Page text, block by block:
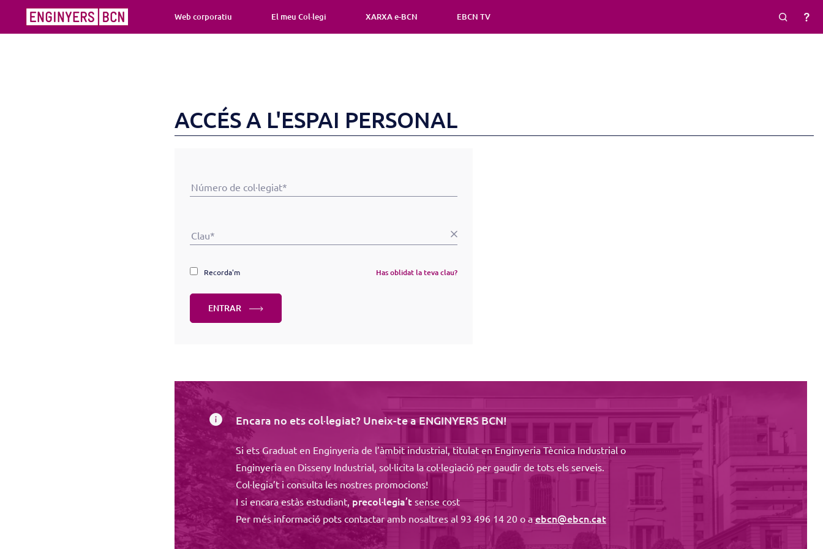
Web corporatiu El meu Col·legi XARXA e-BCN EBCN TV
ACCÉS A L'ESPAI PERSONAL
Recorda'm Has oblidat la teva clau?
ENTRAR
Encara no ets col·legiat? Uneix-te a ENGINYERS BCN!
Si ets Graduat en Enginyeria de l’àmbit industrial, titulat en Enginyeria Tècnica Industrial o
Enginyeria en Disseny Industrial, sol·licita la col·legiació per gaudir de tots els serveis.
Col·legia’t i consulta les nostres promocions!
I si encara estàs estudiant, precol·legia’t sense cost
Per més informació pots contactar amb nosaltres al 93 496 14 20 o aebcn@ebcn.cat